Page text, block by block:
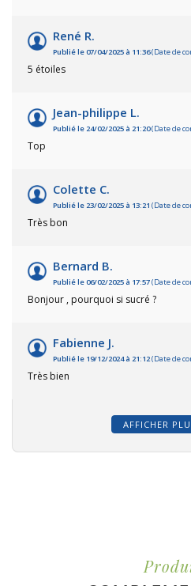
René R.
Publié le 07/04/2025 à 11:36(Date de
5 étoiles
Jean-philippe L.
Publié le 24/02/2025 à 21:20(Date de
Top
Colette C.
Publié le 23/02/2025 à 13:21 (Date de
Très bon
Bernard B.
Publié le 06/02/2025 à 17:57(Date de
Bonjour , pourquoi si sucré ?
Fabienne J.
Publié le 19/12/2024 à 21:12(Date de
Très bien
AFFICHER